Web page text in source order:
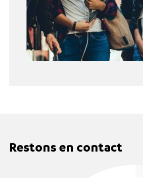
Restons en contact